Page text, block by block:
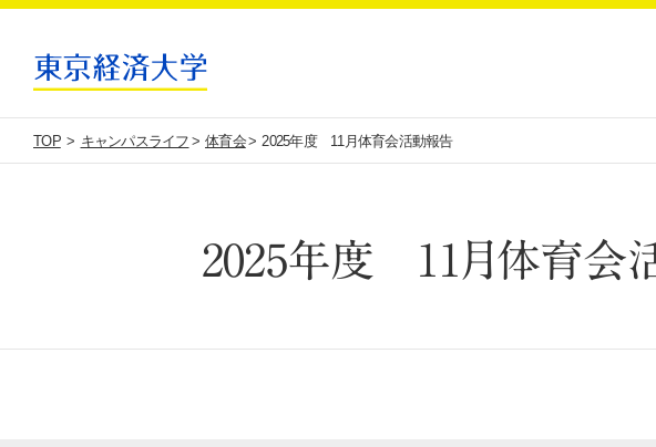
TOP キャンパスライフ 体育会 2025年度 11月体育会活動報告
2025年度 11月体育会